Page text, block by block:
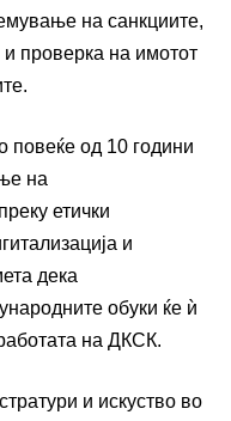
на санкциите,
и проверка на имотот
повеќе од 10 години
на
етички
и
дека
обуки ќе ѝ
на ДКСК.
и искуство во